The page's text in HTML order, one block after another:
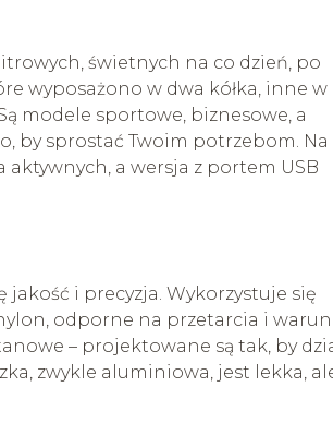
świetnych na co dzień, po
wyposażono w dwa kółka, inne w
modele sportowe, biznesowe, a
by sprostać Twoim potrzebom. Na
a wersja z portem USB
i precyzja. Wykorzystuje się
odporne na przetarcia i
– projektowane są tak, by
zwykle aluminiowa, jest lekka,